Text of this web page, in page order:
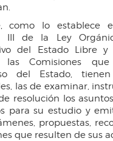
como lo establece
III de la Ley
del Estado Libre y
las Comisiones
del Estado,
las de examinar,
resolución los
para su estudio y
propuestas,
que resulten de sus